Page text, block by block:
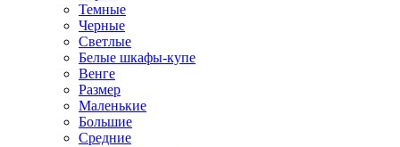
Темные
Черные
Светлые
Белые шкафы-купе
Венге
Размер
Маленькие
Большие
Средние